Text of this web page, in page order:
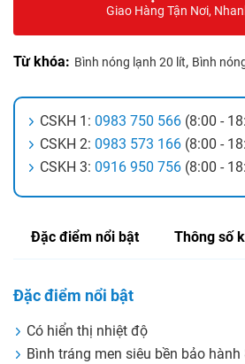
Giao Hàng Tận Nơi,
Từ khóa: Bình nóng lạnh 20 lít, Bình
CSKH 1: 0983 750 566 (8:00 -
CSKH 2: 0983 573 166 (8:00 -
CSKH 3: 0916 950 756 (8:00 -
Đặc điểm nổi bật Thông số
Đặc điểm nổi bật
Có hiển thị nhiệt độ
Bình tráng men siêu bền bảo hành